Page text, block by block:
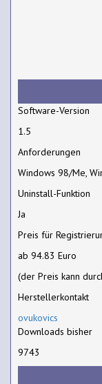
Software-Version
1.5
Anforderungen
Windows 98/Me,
Uninstall-Funktion
Ja
Preis für
ab 94.83 Euro
(der Preis kann
Herstellerkontakt
ovukovics
Downloads bisher
9743